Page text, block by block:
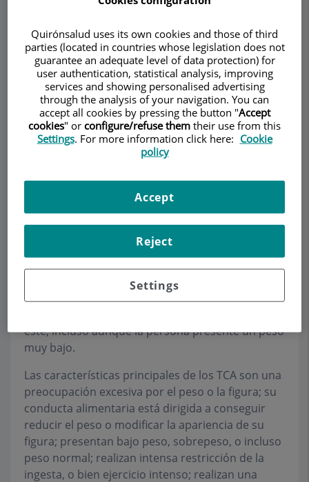
DescripcióServeisEquipContacteDades d'interès
Horari
Demanar Cita
Trastornos de la Conducta
Alimentaria
Los TCA son trastornos caracterizados por un
intenso temor a ganar peso o tener sobrepeso,
por lo que la persona realizará de forma
persistente conductas orientadas a conseguir
éste, incluso aunque la persona presente un peso
muy bajo.
Las características principales de los TCA son una
preocupación excesiva por el peso o la figura; su
conducta alimentaria está dirigida a conseguir
reducir el peso o modificar la apariencia de su
figura; presentan bajo peso, sobrepeso, o incluso
peso normal; realizan intensa restricción de la
ingesta, o bien ejercicio intenso; realizan una
Quirónsalud uses its own cookies and those of third
parties (located in countries whose legislation does not
guarantee an adequate level of data protection) for
user authentication, statistical analysis, improving
services and showing personalised advertising
through the analysis of your navigation. You can
accept all cookies by pressing the button "Accept
cookies" or configure/refuse them their use from this
Settings. For more information click here: Cookie
policy
Settings
Reject
Accept